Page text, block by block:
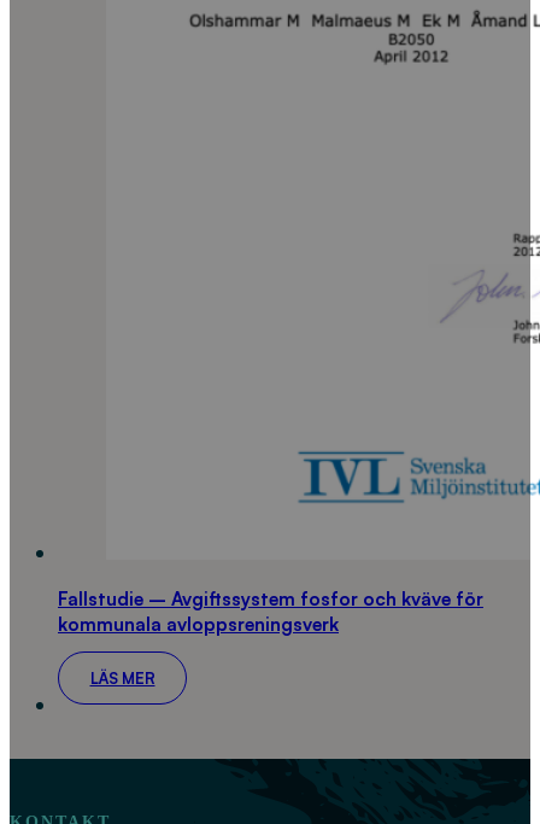
Fallstudie – Avgiftssystem fosfor och kväve för
kommunala avloppsreningsverk
LÄS MER